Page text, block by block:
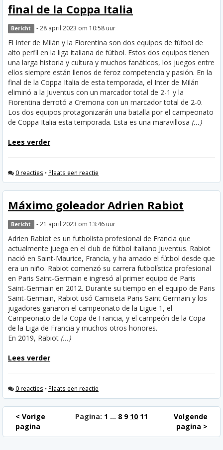
final de la Coppa Italia
Bericht - 28 april 2023 om 10:58 uur
El Inter de Milán y la Fiorentina son dos equipos de fútbol de
alto perfil en la liga italiana de fútbol. Estos dos equipos tienen
una larga historia y cultura y muchos fanáticos, los juegos entre
ellos siempre están llenos de feroz competencia y pasión. En la
final de la Coppa Italia de esta temporada, el Inter de Milán
eliminó a la Juventus con un marcador total de 2-1 y la
Fiorentina derrotó a Cremona con un marcador total de 2-0.
Los dos equipos protagonizarán una batalla por el campeonato
de Coppa Italia esta temporada. Esta es una maravillosa (...)
Lees verder
0 reacties • Plaats een reactie
Máximo goleador Adrien Rabiot
Bericht - 21 april 2023 om 13:46 uur
Adrien Rabiot es un futbolista profesional de Francia que
actualmente juega en el club de fútbol italiano Juventus. Rabiot
nació en Saint-Maurice, Francia, y ha amado el fútbol desde que
era un niño. Rabiot comenzó su carrera futbolística profesional
en Paris Saint-Germain e ingresó al primer equipo de Paris
Saint-Germain en 2012. Durante su tiempo en el equipo de Paris
Saint-Germain, Rabiot usó Camiseta Paris Saint Germain y los
jugadores ganaron el campeonato de la Ligue 1, el
Campeonato de la Copa de Francia, y el campeón de la Copa
de la Liga de Francia y muchos otros honores.
En 2019, Rabiot (...)
Lees verder
0 reacties • Plaats een reactie
< Vorige
pagina
Pagina: 1 ... 8 9 10 11
Volgende
pagina >